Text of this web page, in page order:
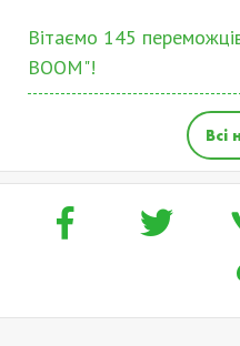
Вітаємо 145
BOOM"!
Всі